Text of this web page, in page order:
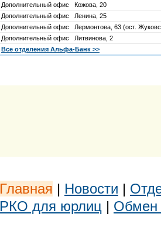
Дополнительный офис
Кожова, 20
Дополнительный офис
Ленина, 25
Дополнительный офис
Лермонтова, 63 (ост.
Дополнительный офис
Литвинова, 2
Все отделения Альфа-Банк >>
Главная | Новости |
РКО для юрлиц | Обмен